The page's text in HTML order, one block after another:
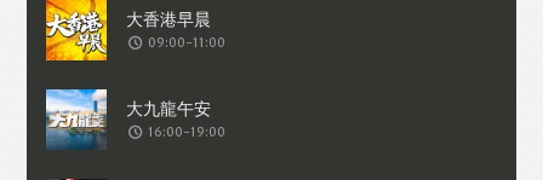
個人資料。 但如果你觀看或與該廣告作出
互動，則表示你同意廣告客戶有可能假設
你符合該廣告目標客戶群的標準。熱血時
報並會根據你在交易平台（如PAYPAL），
09:00-11:00
16:00-19:00